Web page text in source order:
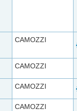
CAMOZZI
CAMOZZI
CAMOZZI
CAMOZZI